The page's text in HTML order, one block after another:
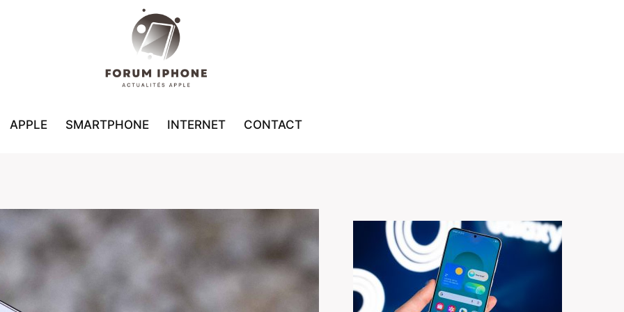
APPLE SMARTPHONE INTERNET CONTACT